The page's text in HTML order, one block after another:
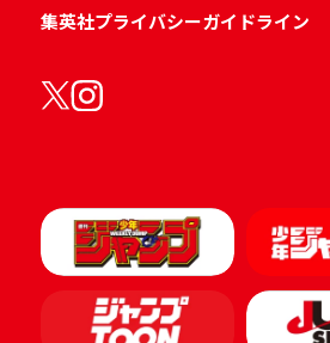
集英社プライバシーガイドライン